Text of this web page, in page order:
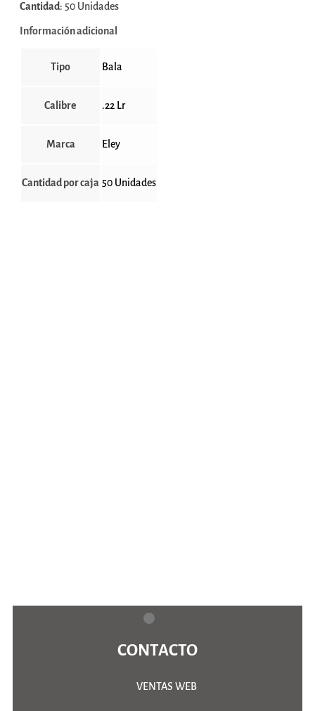
Cantidad: 50 Unidades
Información adicional
Tipo Bala
Calibre .22 Lr
Marca Eley
Cantidad por caja 50 Unidades
CONTACTO
VENTAS WEB